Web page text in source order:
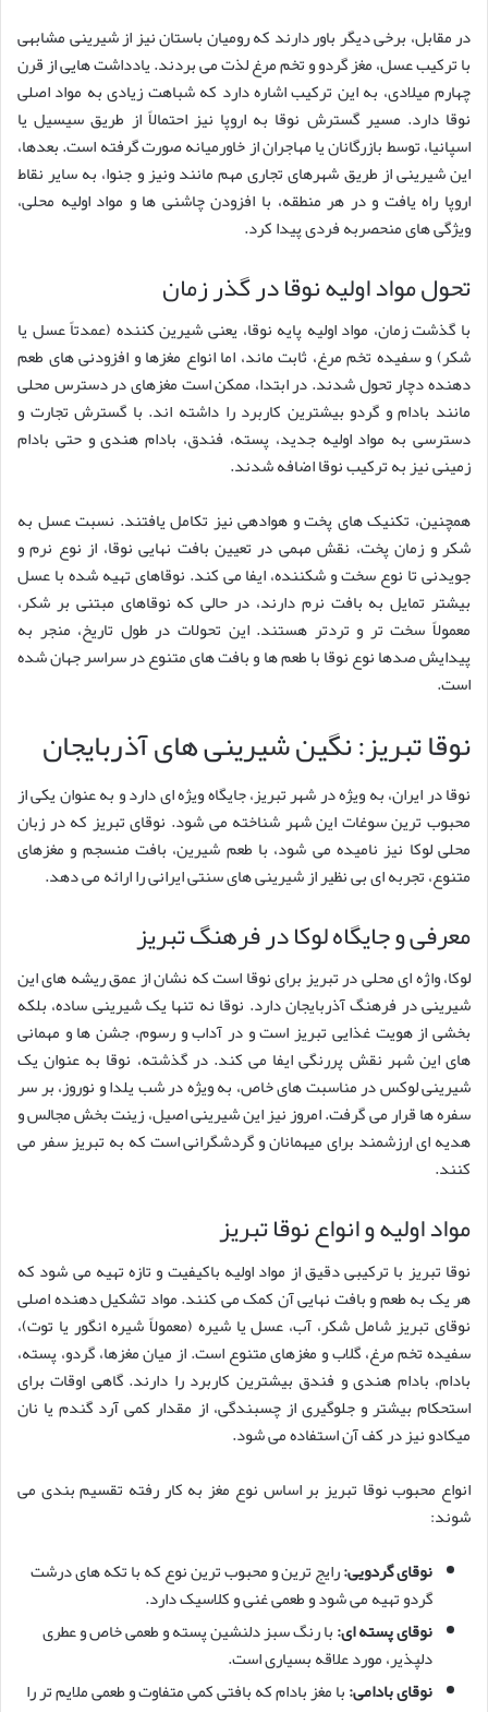
در مقابل، برخی دیگر باور دارند که رومیان باستان نیز از شیرینی مشابهی
با ترکیب عسل، مغز گردو و تخم مرغ لذت می بردند. یادداشت هایی از قرن
چهارم میلادی، به این ترکیب اشاره دارد که شباهت زیادی به مواد اصلی
نوقا دارد. مسیر گسترش نوقا به اروپا نیز احتمالاً از طریق سیسیل یا
اسپانیا، توسط بازرگانان یا مهاجران از خاورمیانه صورت گرفته است. بعدها،
این شیرینی از طریق شهرهای تجاری مهم مانند ونیز و جنوا، به سایر نقاط
اروپا راه یافت و در هر منطقه، با افزودن چاشنی ها و مواد اولیه محلی،
ویژگی های منحصربه فردی پیدا کرد.
تحول مواد اولیه نوقا در گذر زمان
با گذشت زمان، مواد اولیه پایه نوقا، یعنی شیرین کننده (عمدتاً عسل یا
شکر) و سفیده تخم مرغ، ثابت ماند، اما انواع مغزها و افزودنی های طعم
دهنده دچار تحول شدند. در ابتدا، ممکن است مغزهای در دسترس محلی
مانند بادام و گردو بیشترین کاربرد را داشته اند. با گسترش تجارت و
دسترسی به مواد اولیه جدید، پسته، فندق، بادام هندی و حتی بادام
زمینی نیز به ترکیب نوقا اضافه شدند.
همچنین، تکنیک های پخت و هوادهی نیز تکامل یافتند. نسبت عسل به
شکر و زمان پخت، نقش مهمی در تعیین بافت نهایی نوقا، از نوع نرم و
جویدنی تا نوع سخت و شکننده، ایفا می کند. نوقاهای تهیه شده با عسل
بیشتر تمایل به بافت نرم دارند، در حالی که نوقاهای مبتنی بر شکر،
معمولاً سخت تر و تردتر هستند. این تحولات در طول تاریخ، منجر به
پیدایش صدها نوع نوقا با طعم ها و بافت های متنوع در سراسر جهان شده
است.
نوقا تبریز: نگین شیرینی های آذربایجان
نوقا در ایران، به ویژه در شهر تبریز، جایگاه ویژه ای دارد و به عنوان یکی از
محبوب ترین سوغات این شهر شناخته می شود. نوقای تبریز که در زبان
محلی لوکا نیز نامیده می شود، با طعم شیرین، بافت منسجم و مغزهای
متنوع، تجربه ای بی نظیر از شیرینی های سنتی ایرانی را ارائه می دهد.
معرفی و جایگاه لوکا در فرهنگ تبریز
لوکا، واژه ای محلی در تبریز برای نوقا است که نشان از عمق ریشه های این
شیرینی در فرهنگ آذربایجان دارد. نوقا نه تنها یک شیرینی ساده، بلکه
بخشی از هویت غذایی تبریز است و در آداب و رسوم، جشن ها و مهمانی
های این شهر نقش پررنگی ایفا می کند. در گذشته، نوقا به عنوان یک
شیرینی لوکس در مناسبت های خاص، به ویژه در شب یلدا و نوروز، بر سر
سفره ها قرار می گرفت. امروز نیز این شیرینی اصیل، زینت بخش مجالس و
هدیه ای ارزشمند برای میهمانان و گردشگرانی است که به تبریز سفر می
کنند.
مواد اولیه و انواع نوقا تبریز
نوقا تبریز با ترکیبی دقیق از مواد اولیه باکیفیت و تازه تهیه می شود که
هر یک به طعم و بافت نهایی آن کمک می کنند. مواد تشکیل دهنده اصلی
نوقای تبریز شامل شکر، آب، عسل یا شیره (معمولاً شیره انگور یا توت)،
سفیده تخم مرغ، گلاب و مغزهای متنوع است. از میان مغزها، گردو، پسته،
بادام، بادام هندی و فندق بیشترین کاربرد را دارند. گاهی اوقات برای
استحکام بیشتر و جلوگیری از چسبندگی، از مقدار کمی آرد گندم یا نان
میکادو نیز در کف آن استفاده می شود.
انواع محبوب نوقا تبریز بر اساس نوع مغز به کار رفته تقسیم بندی می
شوند:
نوقای گردویی:رایج ترین و محبوب ترین نوع که با تکه های درشت
گردو تهیه می شود و طعمی غنی و کلاسیک دارد.
نوقای پسته ای:با رنگ سبز دلنشین پسته و طعمی خاص و عطری
دلپذیر، مورد علاقه بسیاری است.
نوقای بادامی:با مغز بادام که بافتی کمی متفاوت و طعمی ملایم تر را